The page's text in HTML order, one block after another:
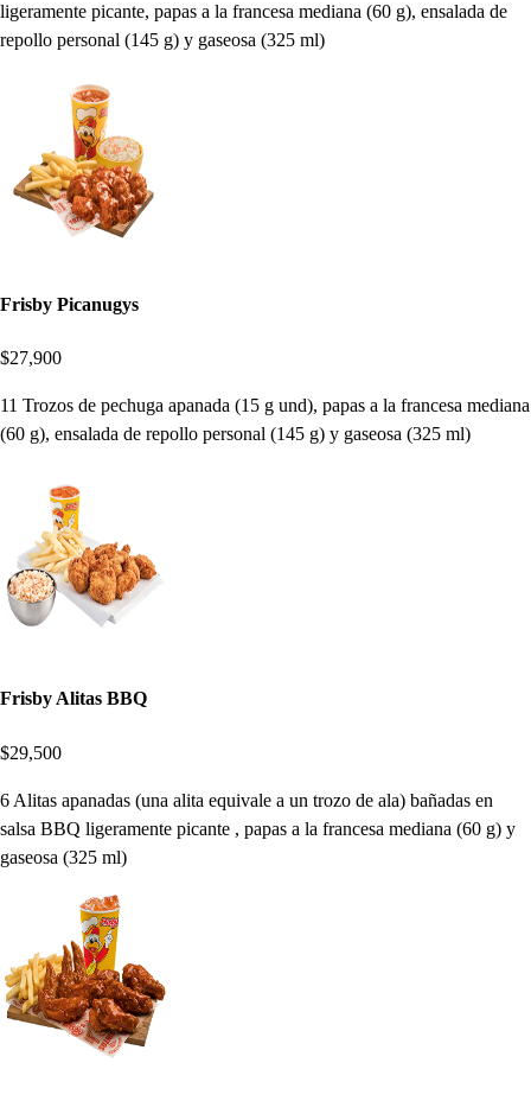
ligeramente picante, papas a la francesa mediana (60 g), ensalada de
repollo personal (145 g) y gaseosa (325 ml)
Frisby Picanugys
$27,900
11 Trozos de pechuga apanada (15 g und), papas a la francesa mediana
(60 g), ensalada de repollo personal (145 g) y gaseosa (325 ml)
Frisby Alitas BBQ
$29,500
6 Alitas apanadas (una alita equivale a un trozo de ala) bañadas en
salsa BBQ ligeramente picante , papas a la francesa mediana (60 g) y
gaseosa (325 ml)